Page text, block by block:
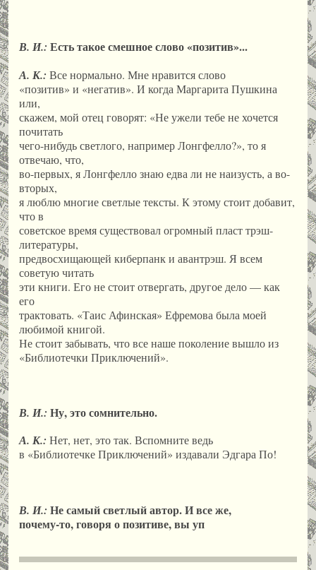
В. И.: Есть такое смешное слово «позитив»...
А. К.: Все нормально. Мне нравится слово
«позитив» и «негатив». И когда Маргарита Пушкина
или,
скажем, мой отец говорят: «Не ужели тебе не хочется
почитать
чего-нибудь светлого, например Лонгфелло?», то я
отвечаю, что,
во-первых, я Лонгфелло знаю едва ли не наизусть, а во-
вторых,
я люблю многие светлые тексты. К этому стоит добавит,
что в
советское время существовал огромный пласт трэш-
литературы,
предвосхищающей киберпанк и авантрэш. Я всем
советую читать
эти книги. Его не стоит отвергать, другое дело — как
его
трактовать. «Таис Афинская» Ефремова была моей
любимой книгой.
Не стоит забывать, что все наше поколение вышло из
«Библиотечки Приключений».
В. И.: Ну, это сомнительно.
А. К.: Нет, нет, это так. Вспомните ведь
в «Библиотечке Приключений» издавали Эдгара По!
В. И.: Не самый светлый автор. И все же,
почему-то, говоря о позитиве, вы уп